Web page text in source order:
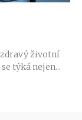
zdravý životní
týká nejen...